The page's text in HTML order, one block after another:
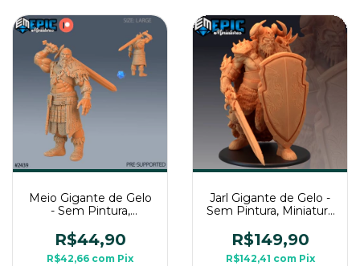
Meio Gigante de Gelo
- Sem Pintura,
Para RPG de Mesa
R$44,90
R$42,66 com Pix
Jarl Gigante de Gelo -
Sem Pintura, Miniatura
de Mesa
R$149,90
R$142,41 com Pix